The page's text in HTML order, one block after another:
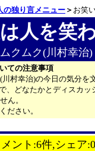
の独り言メニュー ＞ お笑
人を笑
クムク(川村幸治)
ての注意事項
村幸治)の今日の気分を
、どなたかとディスカ
ん。
ださい。
ント:6件,シェア